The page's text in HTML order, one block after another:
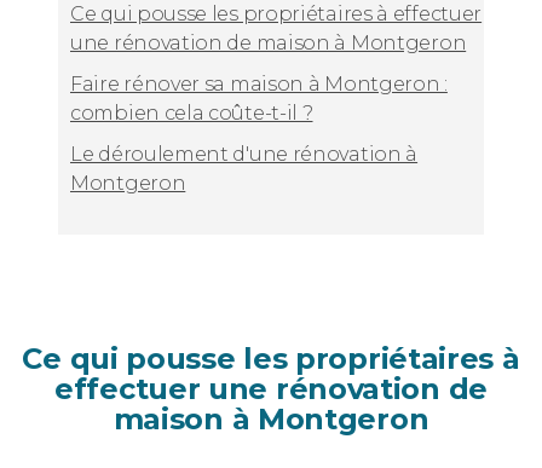
Ce qui pousse les propriétaires à effectuer
une rénovation de maison à Montgeron
Faire rénover sa maison à Montgeron :
combien cela coûte-t-il ?
Le déroulement d'une rénovation à
Montgeron
Ce qui pousse les propriétaires à
effectuer une rénovation de
maison à Montgeron